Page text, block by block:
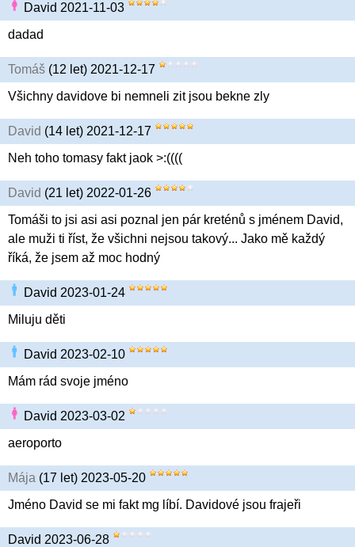
David 2021-11-03
dadad
Tomáš (12 let) 2021-12-17
Všichny davidove bi nemneli zit jsou bekne zly
David (14 let) 2021-12-17
Neh toho tomasy fakt jaok >:((((
David (21 let) 2022-01-26
Tomáši to jsi asi asi poznal jen pár kreténů s jménem David,
ale muži ti říst, že všichni nejsou takový... Jako mě každý
říká, že jsem až moc hodný
David 2023-01-24
Miluju děti
David 2023-02-10
Mám rád svoje jméno
David 2023-03-02
aeroporto
Mája (17 let) 2023-05-20
Jméno David se mi fakt mg líbí. Davidové jsou frajeři
David 2023-06-28